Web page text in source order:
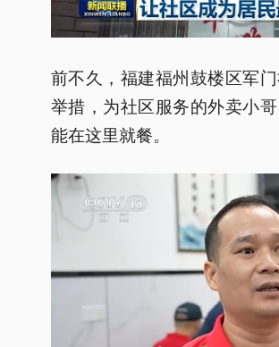
前不久，福建福州鼓楼区军
举措，为社区服务的外卖小
能在这里就餐。